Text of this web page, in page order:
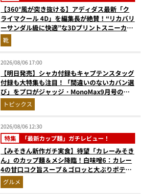
【360°風が突き抜ける】アディダス最新「ク
ライマクール 4D」を編集長が絶賛！“リカバリ
ーサンダル級に快適”な3Dプリントスニーカー
『コレ買いです』Vol.173
靴
2026/08/06 17:00
【明日発売】シャカ付録もキャプテンスタッグ
付録も大特集も注目！「間違いのないカバン選
び」をプロがジャッジ・MonoMax9月号の目
次を公開
トピックス
2026/08/06 12:30
特集 「最新カップ麺」ガチレビュー！
【みそきん新作ガチ実食】待望「カレーみそき
ん」のカップ麺＆メシ降臨！白味噌6：カレー
4の甘口コク旨スープ＆ゴロッと大ぶりポテト
に歓喜
グルメ